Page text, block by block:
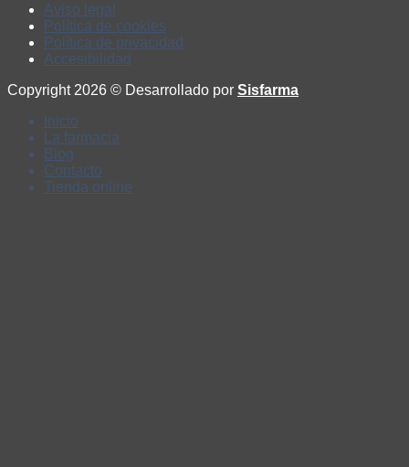
Aviso legal
Política de cookies
Política de privacidad
Accesibilidad
Copyright 2026 © Desarrollado por Sisfarma
Inicio
La farmacia
Blog
Contacto
Tienda online